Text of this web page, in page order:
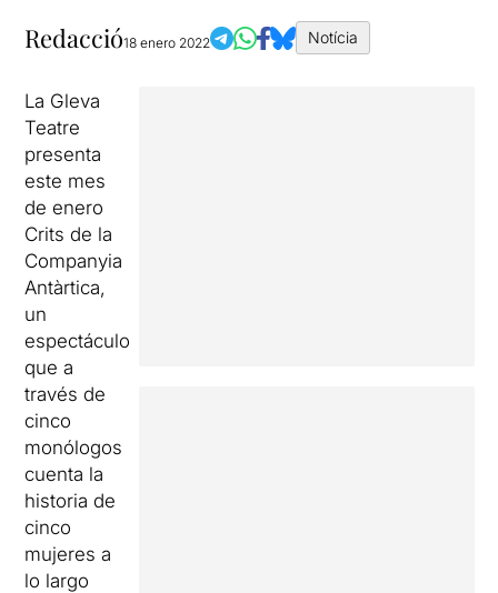
Redacció18 enero 2022 Notícia
La Gleva
Teatre
presenta
este mes
de enero
Crits de la
Companyia
Antàrtica,
un
espectáculo
que a
través de
cinco
monólogos
cuenta la
historia de
cinco
mujeres a
lo largo